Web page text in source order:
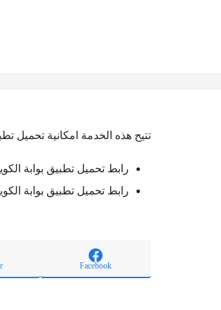
تتيح هذه الخدمة امكانية تحميل
رابط تحميل تطبيق بوابة
رابط تحميل تطبيق بوابة
Facebook